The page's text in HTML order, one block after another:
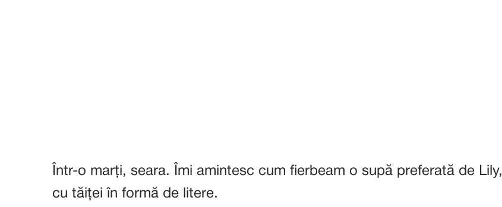
Într-o marți, seara. Îmi amintesc cum fierbeam o supă preferată de Lily,
cu tăiței în formă de litere.